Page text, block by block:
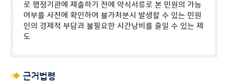
로 행정기관에 제출하기 전에 약식서류로 본 민원의 가능
여부를 사전에 확인하여 불가처분시 발생할 수 있는 민원
인의 경제적 부담과 불필요한 시간낭비를 줄일 수 있는 제
도
근거법령